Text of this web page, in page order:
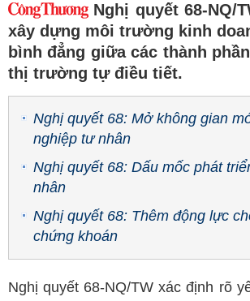
Nghị quyết 68-NQ/
xây dựng môi trường kinh
bình đẳng giữa các thành
thị trường tự điều tiết.
Nghị quyết 68: Mở không gian
nghiệp tư nhân
Nghị quyết 68: Dấu mốc phát
nhân
Nghị quyết 68: Thêm động lực
chứng khoán
Nghị quyết 68-NQ/TW xác định rõ